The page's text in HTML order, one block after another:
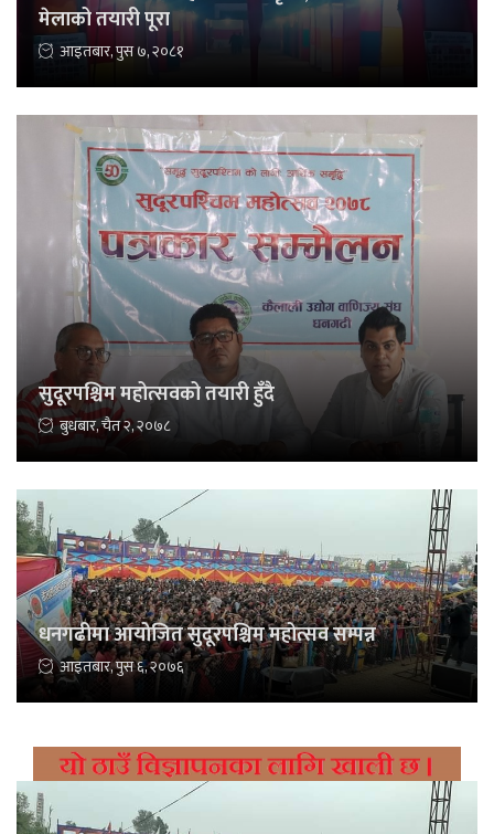
मेलाको तयारी पूरा
आइतबार, पुस ७, २०८१
सुदूरपश्चिम महोत्सवको तयारी हुँदै
बुधबार, चैत २, २०७८
धनगढीमा आयोजित सुदूरपश्चिम महोत्सव सम्पन्न
आइतबार, पुस ६, २०७६